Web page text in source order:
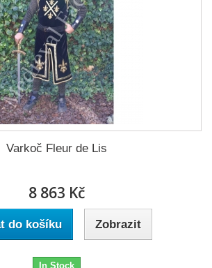
Varkoč Fleur de Lis
8 863 Kč
do košíku Zobrazit
In Stock